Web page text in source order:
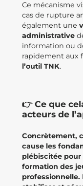
Ce mécanisme
cas de rupture
également une
administrative
information ou
rapidement aux
l’outil TNK.
👉 Ce que
acteurs de
Concrètement,
cause les
plébiscitée
formation des
professionnelle.